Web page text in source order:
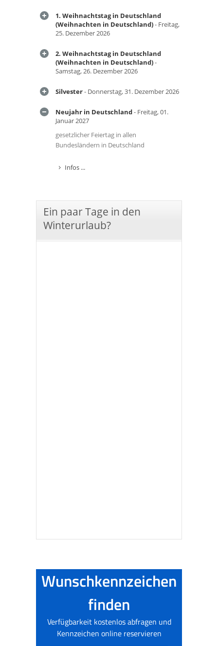
1. Weihnachtstag in Deutschland
(Weihnachten in Deutschland)- Freitag,
25. Dezember 2026
2. Weihnachtstag in Deutschland
(Weihnachten in Deutschland)-
Samstag, 26. Dezember 2026
Silvester- Donnerstag, 31. Dezember 2026
Neujahr in Deutschland- Freitag, 01.
Januar 2027
gesetzlicher Feiertag in allen
Bundesländern in Deutschland
Infos ...
Ein paar Tage in den
Winterurlaub?